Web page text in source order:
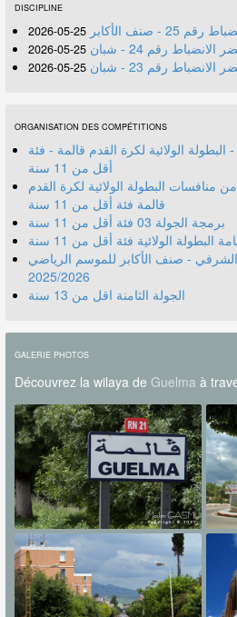
DISCIPLINE
25 - صنف الأكابر 25-05-2026
الانضباط رقم 24 - شبان 25-05-2026
الانضباط رقم 23 - شبان 25-05-2026
ORGANISATION DES COMPÉTITIONS
الجولة الخامسة (05) - البطولة الولائية لكرة القدم قالمة - فئة
أقل من 11 سنة
الجولة الرابعة (04) من منافسات البطولة الولائية لكرة القدم
قالمة فئة أقل من 11 سنة
برمجة الجولة 03 فئة أقل من 11 سنة
البطولة الولائية فئة أقل من 11 سنة
15 - القسم الشرفي - صنف الأكابر للموسم الرياضي
2025/2026
الجولة الثامنة اقل من 13 سنة
GALERIE PHOTOS
Découvrez la wilaya de Guelma à